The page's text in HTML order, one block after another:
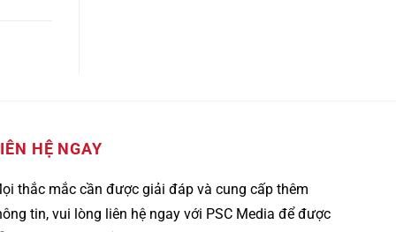
HỆ NGAY
thắc mắc cần được giải đáp và cung cấp thêm
tin, vui lòng liên hệ ngay với PSC Media để được